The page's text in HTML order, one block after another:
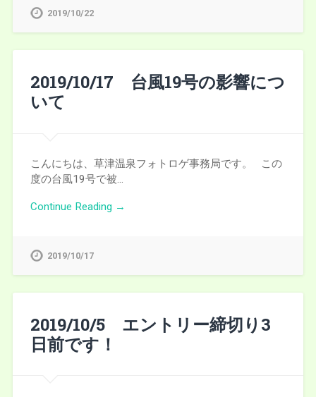
2019/10/22
2019/10/17 台風19号の影響につ
いて
こんにちは、草津温泉フォトロゲ事務局です。 この
度の台風19号で被…
Continue Reading →
2019/10/17
2019/10/5 エントリー締切り3
日前です！